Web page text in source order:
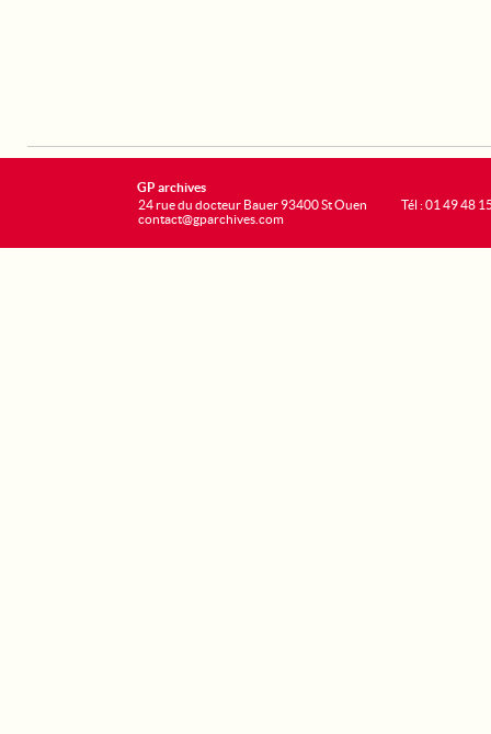
GP archives
24 rue du docteur Bauer 93400 St Ouen
contact@gparchives.com
Tél : 01 49 48